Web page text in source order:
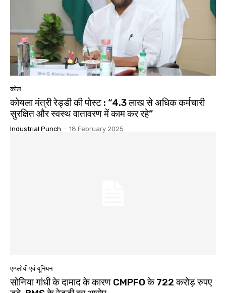
कोल
कोयला मंत्री रेड्डी की पोस्ट : “4.3 लाख से अधिक कर्मचारी
सुरक्षित और स्वस्थ वातावरण में काम कर रहे”
Industrial Punch - 18 February 2025
एम्प्लोयी एवं यूनियन
सोनिया गांधी के दामाद के कारण CMPFO के 722 करोड़ रुपए